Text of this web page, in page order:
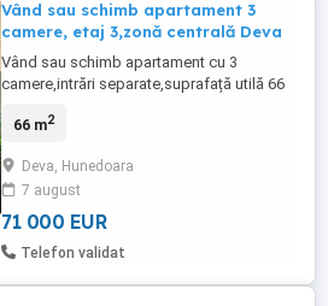
Vând sau schimb apartament 3
camere, etaj 3,zonă centrală Deva
Vând sau schimb apartament cu 3
camere,intrări separate,suprafață utilă 66
cărămidă,etaj 3 din 4.Zonă centrală, Aleea
schimb cu apartament cu două
camere,zonă centrală, etaj intermediar.Mai
multe detalii la nr zero șapte patru opt opt
66 m2
Deva, Hunedoara
7 august
71 000 EUR
Telefon validat